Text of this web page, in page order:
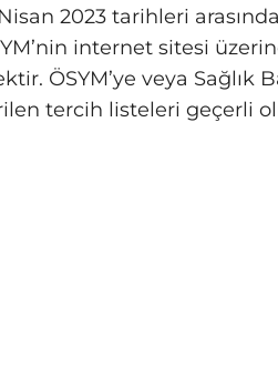
2023 tarihleri
internet sitesi
ÖSYM’ye veya Sağlık
tercih listeleri geçerli